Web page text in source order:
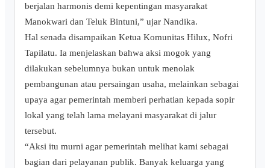
berjalan harmonis demi kepentingan masyarakat
Manokwari dan Teluk Bintuni,” ujar Nandika.
Hal senada disampaikan Ketua Komunitas Hilux, Nofri
Tapilatu. Ia menjelaskan bahwa aksi mogok yang
dilakukan sebelumnya bukan untuk menolak
pembangunan atau persaingan usaha, melainkan sebagai
upaya agar pemerintah memberi perhatian kepada sopir
lokal yang telah lama melayani masyarakat di jalur
tersebut.
“Aksi itu murni agar pemerintah melihat kami sebagai
bagian dari pelayanan publik. Banyak keluarga yang